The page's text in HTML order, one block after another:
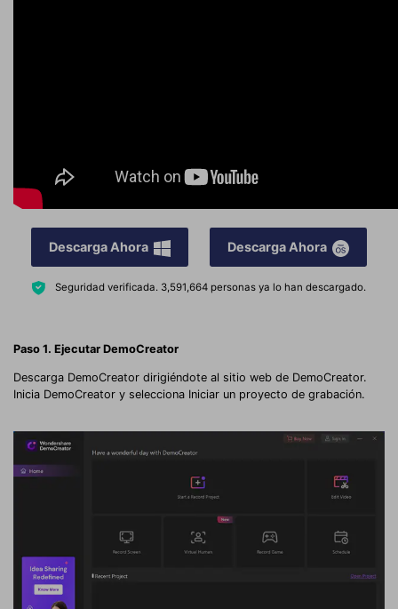
Descarga Ahora Descarga Ahora
Seguridad verificada. 3,591,664personas ya lo han descargado.
Paso 1. Ejecutar DemoCreator
Descarga DemoCreator dirigiéndote al sitio web de DemoCreator.
Inicia DemoCreator y selecciona Iniciar un proyecto de grabación.